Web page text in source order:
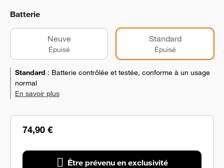
74,90 €
Être prévenu en exclusivité
Batterie
Neuve
Épuisé
Standard
Épuisé
Standard : Batterie contrôlée et testée, conforme à un usage
normal
En savoir plus